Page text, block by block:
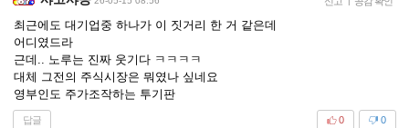
최근에도 대기업중 하나가 이 짓거리 한 거 같은데
어디였드라
근데.. 노루는 진짜 웃기다 ㅋㅋㅋㅋ
대체 그전의 주식시장은 뭐였나 싶네요
영부인도 주가조작하는 투기판
답글 0
0